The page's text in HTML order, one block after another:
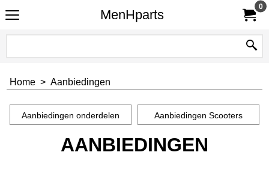
MenHparts
0
Home > Aanbiedingen
Aanbiedingen onderdelen Aanbiedingen Scooters
AANBIEDINGEN